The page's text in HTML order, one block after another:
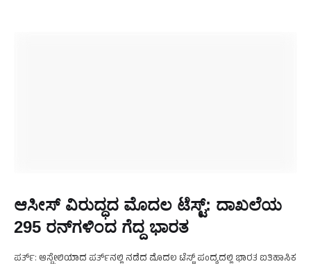
ಆಸೀಸ್‌ ವಿರುದ್ಧದ ಮೊದಲ ಟೆಸ್ಟ್:‌ ದಾಖಲೆಯ
295 ರನ್‌ಗಳಿಂದ ಗೆದ್ದ ಭಾರತ
ಪರ್ತ್:‌ ಆಸ್ಟ್ರೇಲಿಯಾದ ಪರ್ತ್‌ನಲ್ಲಿ ನಡೆದ ಮೊದಲ ಟೆಸ್ಟ್‌ ಪಂದ್ಯದಲ್ಲಿ ಭಾರತ ಐತಿಹಾಸಿಕ